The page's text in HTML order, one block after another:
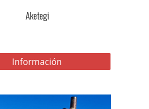
Aketegi
Información